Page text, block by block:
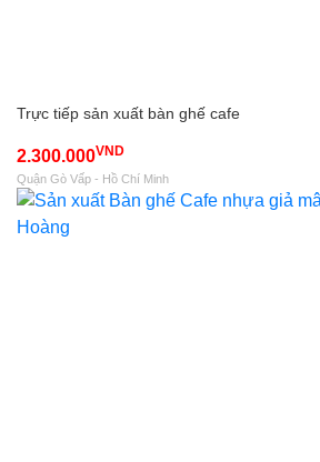
Trực tiếp sản xuất bàn ghế cafe
2.300.000VND
Quận Gò Vấp - Hồ Chí Minh